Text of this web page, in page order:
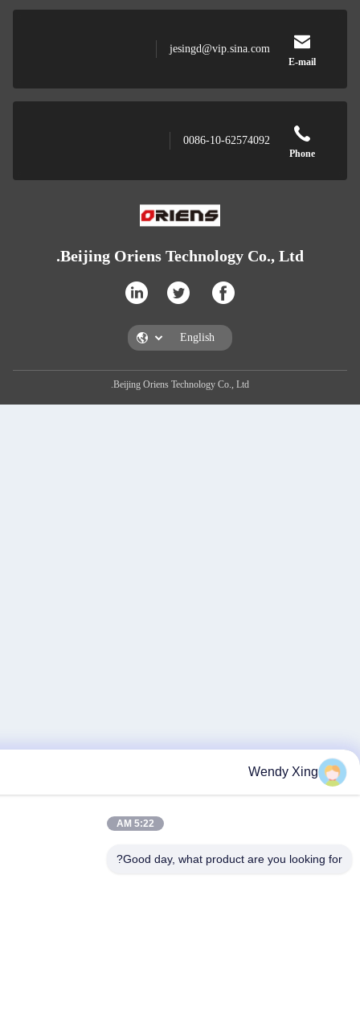
jesingd@vip.sina.com
0086-10-62574092
Beijing Oriens Technology
Beijing Oriens Technology Co., Ltd.
Good day, what product are